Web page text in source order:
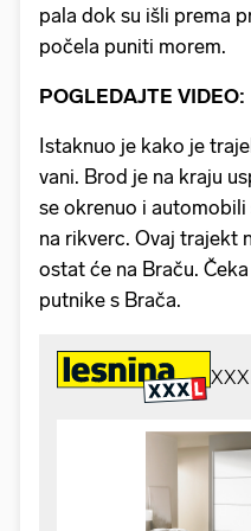
pala dok su išli prema
počela puniti morem.
POGLEDAJTE VIDEO:
Istaknuo je kako je
vani. Brod je na kraju
se okrenuo i
na rikverc. Ovaj trajekt
ostat će na Braču.
putnike s Brača.